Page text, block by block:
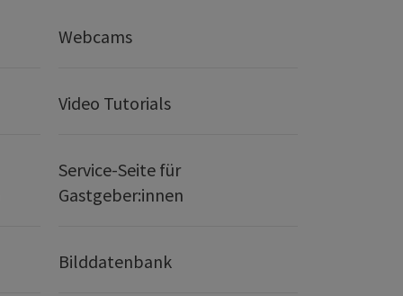
Webcams
Video Tutorials
Service-Seite für
Gastgeber:innen
Bilddatenbank